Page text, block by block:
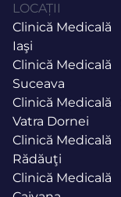
LOCAȚII
Clinică Medicală
Iaşi
Clinică Medicală
Suceava
Clinică Medicală
Vatra Dornei
Clinică Medicală
Rădăuţi
Clinică Medicală